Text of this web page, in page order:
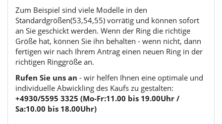
Zum Beispiel sind viele Modelle in den
Standardgrößen(53,54,55) vorrätig und können sofort
an Sie geschickt werden. Wenn der Ring die richtige
Größe hat, können Sie ihn behalten - wenn nicht, dann
fertigen wir nach Ihrem Antrag einen neuen Ring in der
richtigen Ringgröße an.
Rufen Sie uns an - wir helfen Ihnen eine optimale und
individuelle Abwickling des Kaufs zu gestalten:
+4930/5595 3325 (Mo-Fr:11.00 bis 19.00Uhr /
Sa:10.00 bis 18.00Uhr)